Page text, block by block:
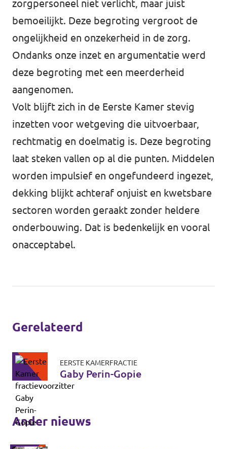
zorgpersoneel niet verlicht, maar juist
bemoeilijkt. Deze begroting vergroot de
ongelijkheid en onzekerheid in de zorg.
Ondanks onze inzet en argumentatie werd
deze begroting met een meerderheid
aangenomen.
Volt blijft zich in de Eerste Kamer stevig
inzetten voor wetgeving die uitvoerbaar,
rechtmatig en doelmatig is. Deze begroting
laat steken vallen op al die punten. Middelen
worden impulsief en ongefundeerd ingezet,
dekking blijkt achteraf onjuist en kwetsbare
sectoren worden geraakt zonder heldere
onderbouwing. Dat is bedenkelijk en vooral
onacceptabel.
Gerelateerd
EERSTE KAMERFRACTIE
Gaby Perin-Gopie
Ander nieuws